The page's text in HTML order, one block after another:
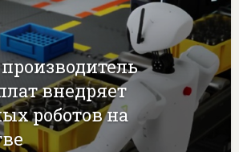
внедряет
роботов на